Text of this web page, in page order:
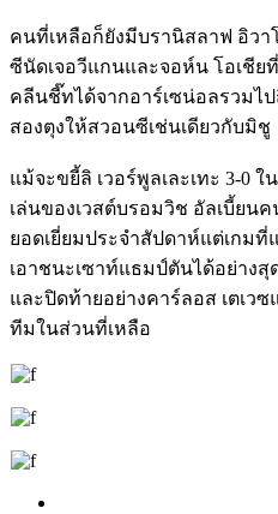
คนที่เหลือก็ยังมีบรานิสลาฟ อิวา
ซีนัดเจอวีแกนและจอห์น โอเชีย
คลีนชี๊ทได้จากอาร์เซน่อลรวมไ
สองตุงให้สวอนซีเช่นเดียวกับมิชู
แม้จะขยี้ลิ เวอร์พูลเละเทะ 3-0
เล่นของเวสต์บรอมวิช อัลเบี้ยน
ยอดเยี่ยมประจำสัปดาห์แต่เกม
เอาชนะเซาท์แธมป์ตันได้อย่าง
และปิดท้ายอย่างคาร์ลอส เตเว
ทีมในส่วนที่เหลือ